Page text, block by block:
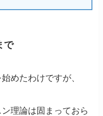
で
めたわけですが、
理論は固まっておら